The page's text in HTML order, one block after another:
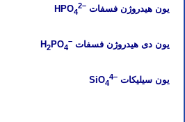
یون هیدروژن فسفات–
HPO4
2
یون دی هیدروژن فسفات–
H2PO4
یون سیلیکات–
SiO4
4